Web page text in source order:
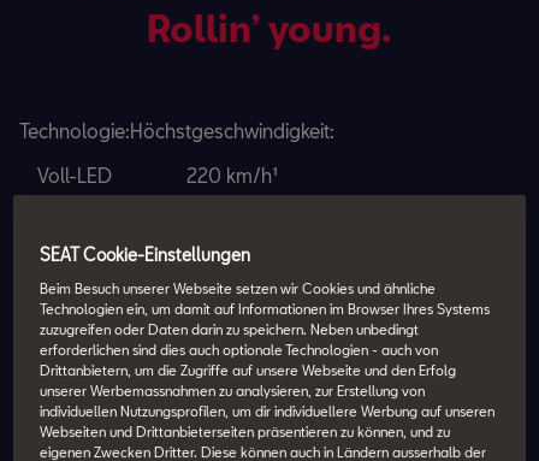
Rollin’ young.
Technologie:
Voll-LED
Höchstgeschwindigkeit:
220 km/h¹
8,1 s¹
Euro NCAP-Sicherheitsrating:
5 Sterne
Probefahrt vereinbaren
SEAT Cookie-Einstellungen
Beim Besuch unserer Webseite setzen wir Cookies und ähnliche
Technologien ein, um damit auf Informationen im Browser Ihres Systems
zuzugreifen oder Daten darin zu speichern. Neben unbedingt
erforderlichen sind dies auch optionale Technologien - auch von
Drittanbietern, um die Zugriffe auf unsere Webseite und den Erfolg
unserer Werbemassnahmen zu analysieren, zur Erstellung von
individuellen Nutzungsprofilen, um dir individuellere Werbung auf unseren
Webseiten und Drittanbieterseiten präsentieren zu können, und zu
eigenen Zwecken Dritter. Diese können auch in Ländern ausserhalb der